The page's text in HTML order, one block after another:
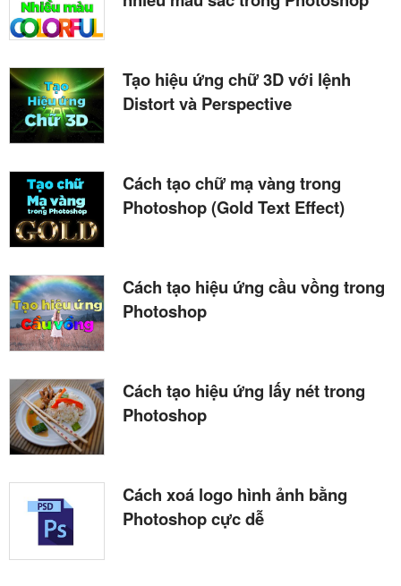
Tạo hiệu ứng chữ 3D với lệnh
Distort và Perspective
Cách tạo chữ mạ vàng trong
Photoshop (Gold Text Effect)
Cách tạo hiệu ứng cầu vồng trong
Photoshop
Cách tạo hiệu ứng lấy nét trong
Photoshop
Cách xoá logo hình ảnh bằng
Photoshop cực dễ